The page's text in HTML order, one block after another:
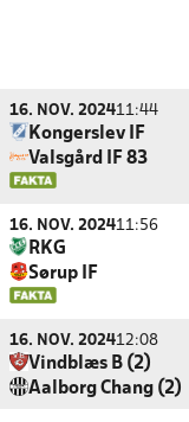
16. NOV. 202411:44
Kongerslev IF
Valsgård IF 83
16. NOV. 202411:56
RKG
Sørup IF
16. NOV. 202412:08
Vindblæs B (2)
Aalborg Chang (2)